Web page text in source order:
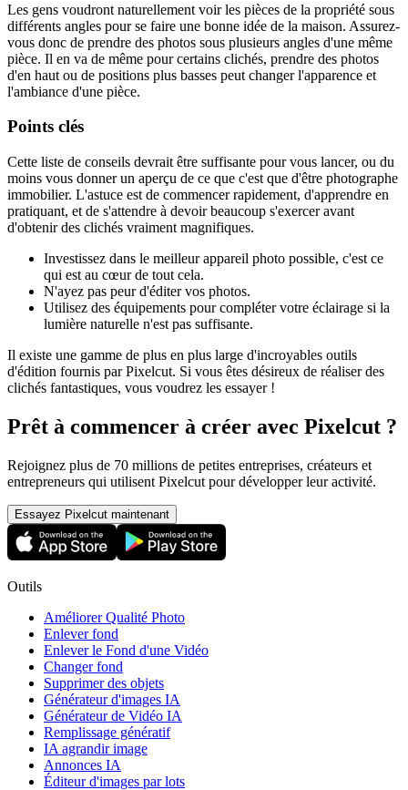
Les gens voudront naturellement voir les pièces de la propriété sous
différents angles pour se faire une bonne idée de la maison. Assurez-
vous donc de prendre des photos sous plusieurs angles d'une même
pièce. Il en va de même pour certains clichés, prendre des photos
d'en haut ou de positions plus basses peut changer l'apparence et
l'ambiance d'une pièce.
Points clés
Cette liste de conseils devrait être suffisante pour vous lancer, ou du
moins vous donner un aperçu de ce que c'est que d'être photographe
immobilier. L'astuce est de commencer rapidement, d'apprendre en
pratiquant, et de s'attendre à devoir beaucoup s'exercer avant
d'obtenir des clichés vraiment magnifiques.
Investissez dans le meilleur appareil photo possible, c'est ce
qui est au cœur de tout cela.
N'ayez pas peur d'éditer vos photos.
Utilisez des équipements pour compléter votre éclairage si la
lumière naturelle n'est pas suffisante.
Il existe une gamme de plus en plus large d'incroyables outils
d'édition fournis par Pixelcut. Si vous êtes désireux de réaliser des
clichés fantastiques, vous voudrez les essayer !
Prêt à commencer à créer avec Pixelcut ?
Rejoignez plus de 70 millions de petites entreprises, créateurs et
entrepreneurs qui utilisent Pixelcut pour développer leur activité.
Essayez Pixelcut maintenant
Outils
Améliorer Qualité Photo
Enlever fond
Enlever le Fond d'une Vidéo
Changer fond
Supprimer des objets
Générateur d'images IA
Générateur de Vidéo IA
Remplissage génératif
IA agrandir image
Annonces IA
Éditeur d'images par lots